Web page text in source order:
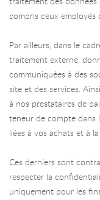
compris ceux employés
Par ailleurs, dans le
traitement externe,
communiquées à des
site et des services.
à nos prestataires de
teneur de compte dans
liées à vos achats et à
Ces derniers sont
respecter la
uniquement pour les